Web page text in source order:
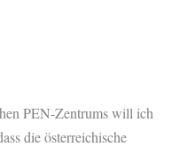
PEN-Zentrums will ich
die österreichische